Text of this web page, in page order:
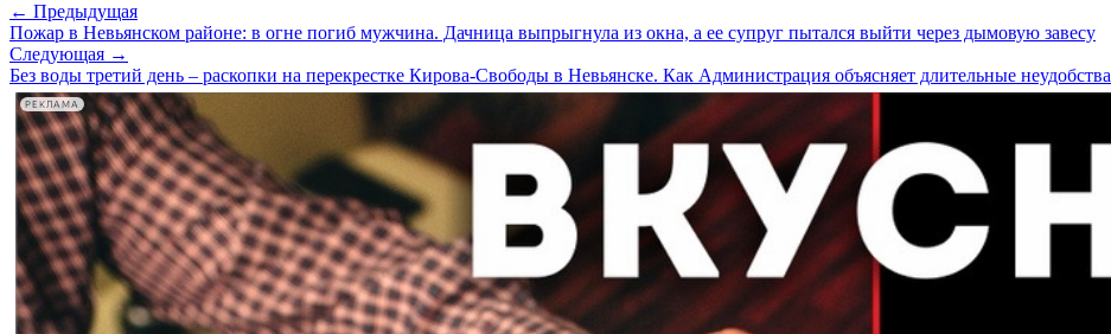
← Предыдущая
Пожар в Невьянском районе: в огне погиб мужчина. Дачница выпрыгнула из окна, а ее супруг пытался выйти через дымовую завесу
Следующая →
Без воды третий день – раскопки на перекрестке Кирова-Свободы в Невьянске. Как Администрация объясняет длительные неудобства
РЕКЛАМА